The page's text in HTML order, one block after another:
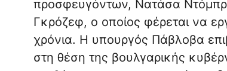
προσφευγόντων, Νατάσα
Γκρόζεφ, ο οποίος φέρεται να
χρόνια. Η υπουργός Πάβλοβα
στη θέση της βουλγαρικής